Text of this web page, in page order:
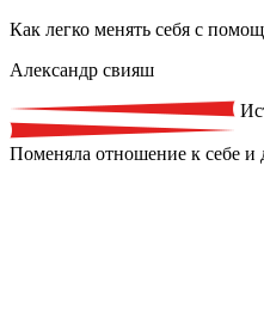
Как легко менять себя с
Александр свияш
Поменяла отношение к себе и